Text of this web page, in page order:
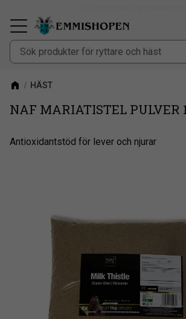
Meny
HÄST
NAF MARIATISTEL PULVER
Antioxidantstöd för lever och njurar